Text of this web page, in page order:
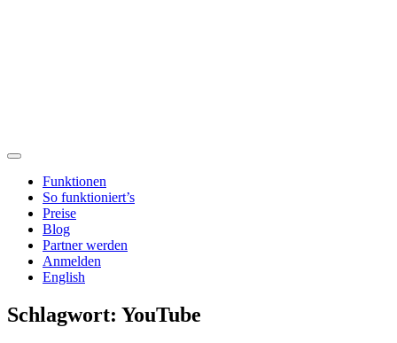
Funktionen
So funktioniert’s
Preise
Blog
Partner werden
Anmelden
English
Schlagwort: YouTube